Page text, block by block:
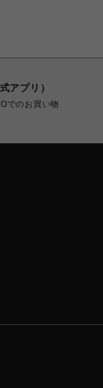
アプリ）
でのお買い物